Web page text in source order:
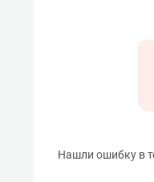
Нашли ошибку в